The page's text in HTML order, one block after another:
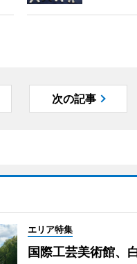
次の記事
エリア特集
国際工芸美術館、